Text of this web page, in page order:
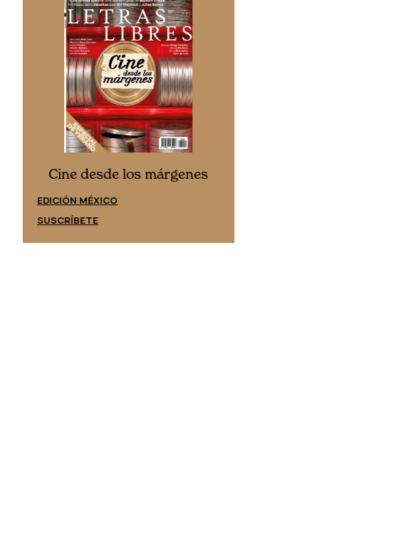
Cine desde los márgenes
EDICIÓN MÉXICO
SUSCRÍBETE